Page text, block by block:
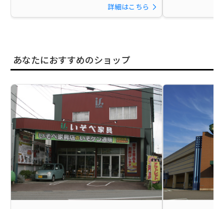
詳細はこちら
あなたにおすすめのショップ